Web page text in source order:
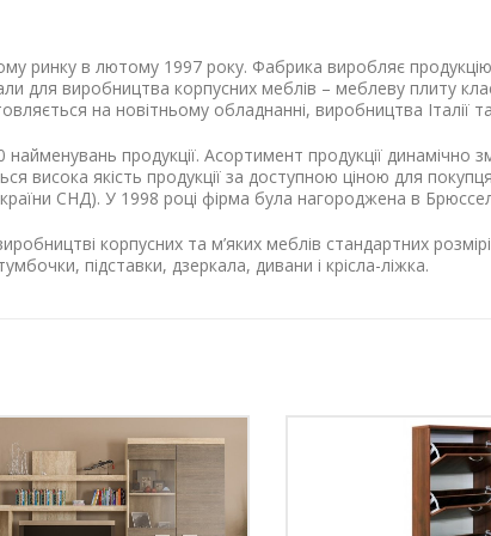
ринку в лютому 1997 року. Фабрика виробляє продукцію
для виробництва корпусних меблів – меблеву плиту
на новітньому обладнанні, виробництва Італії
продукції. Асортимент продукції динамічно
висока якість продукції за доступною ціною для
СНД). У 1998 році фірма була нагороджена в
корпусних та м’яких меблів стандартних
підставки, дзеркала, дивани і крісла-ліжка.